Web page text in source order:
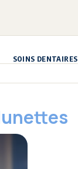
SOINS DENTAIRES